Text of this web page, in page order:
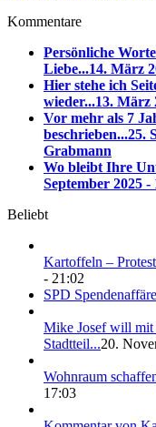
Kommentare
Persönliche
Liebe...14. März
Hier stehe ich
wieder...13. März
Vor mehr als 7
beschrieben...25.
Grabmann
Wo bleibt Ihre
September 2025
Beliebt
Kartoffeln –
- 21:02
SPD
Mike Josef will mit
Stadtteil...20.
Wohnraum
17:03